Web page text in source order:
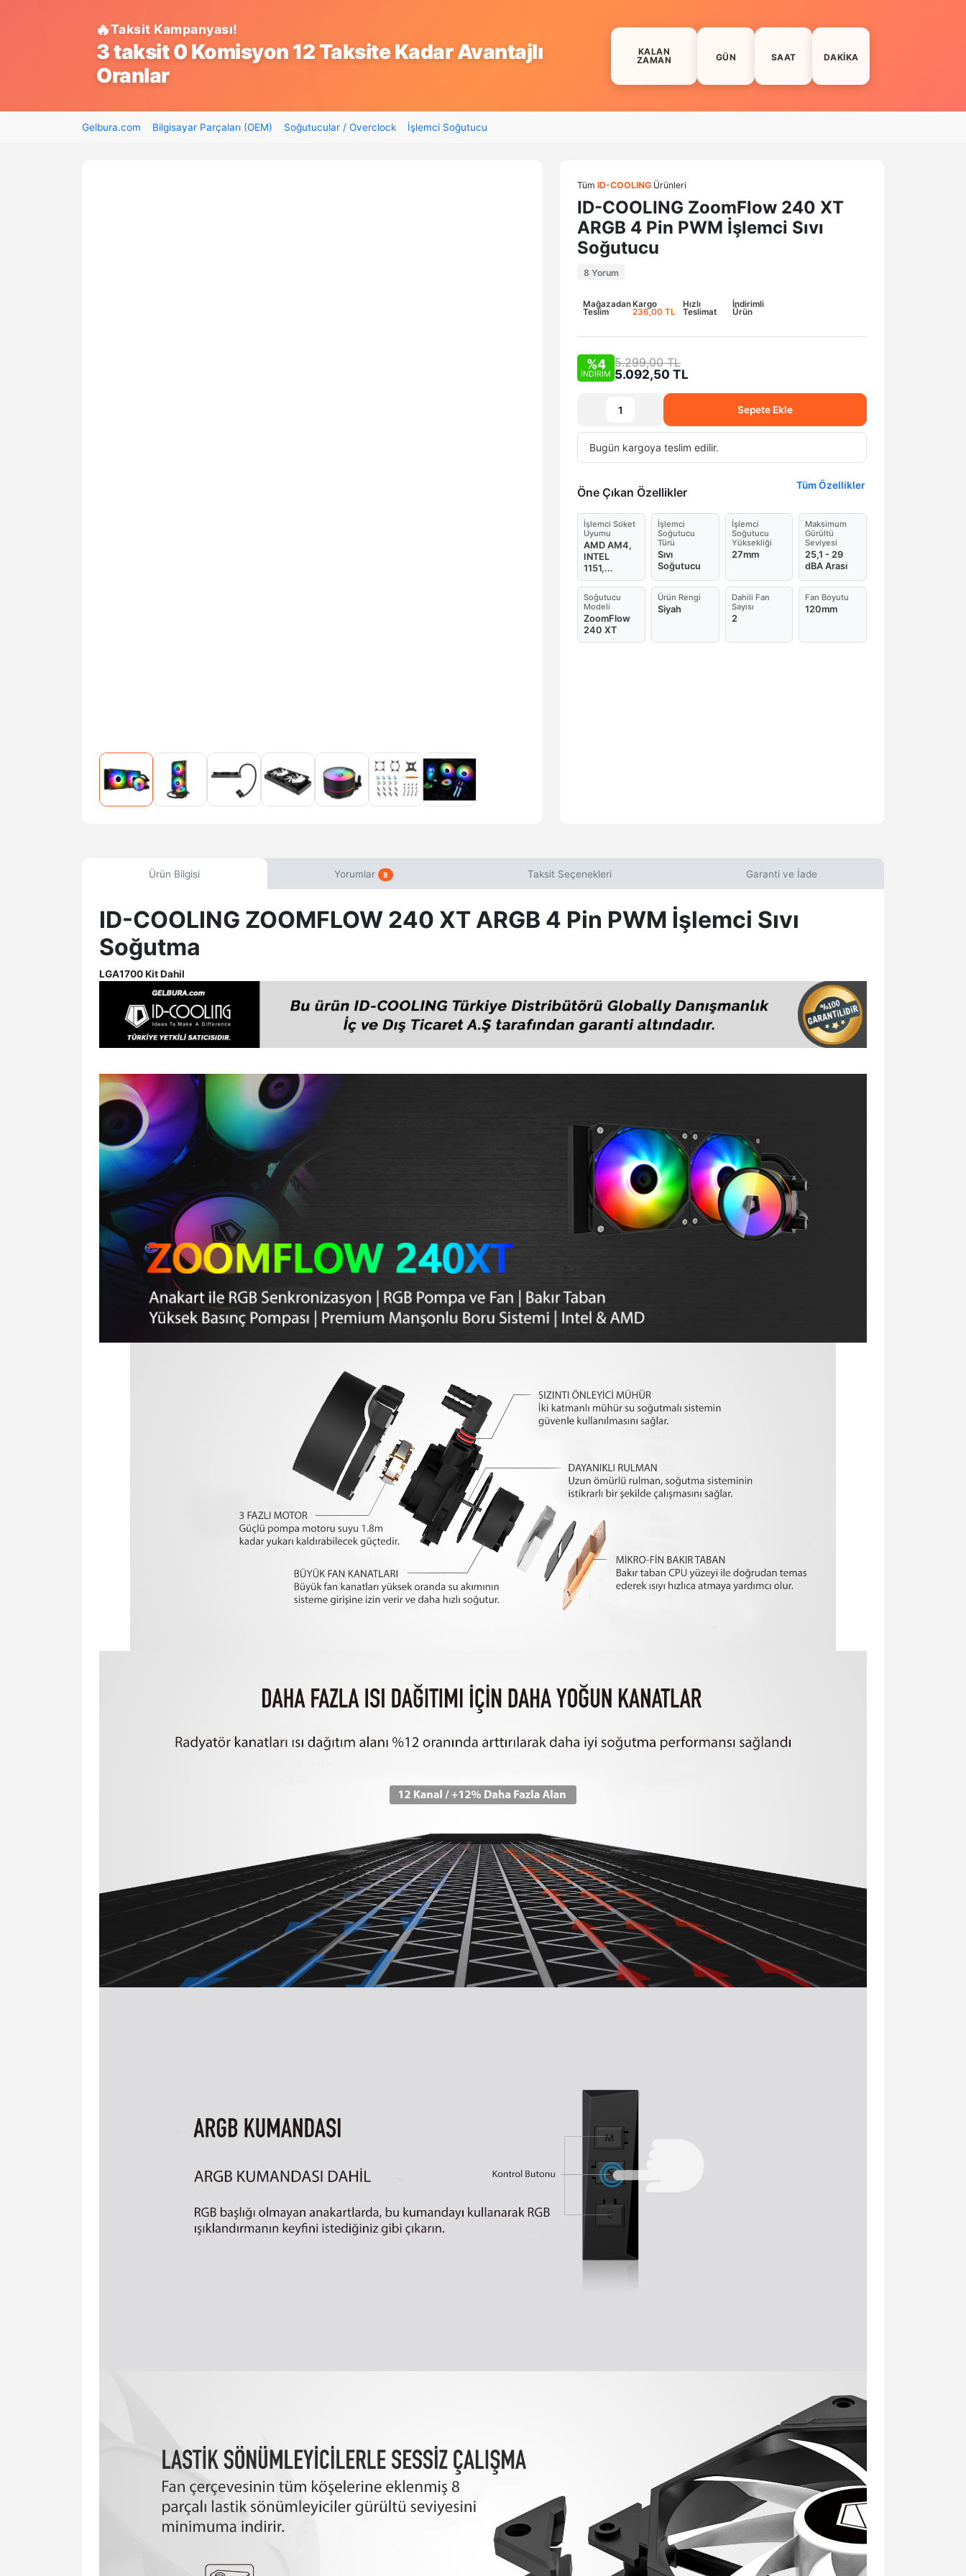
Taksit Kampanyası!
3 taksit 0 Komisyon 12 Taksite Kadar Avantajlı
Oranlar
KALAN
ZAMAN
GÜN SAAT DAKIKA
Gelbura.com Bilgisayar Parçaları (OEM) Soğutucular / Overclock İşlemci Soğutucu
Tüm ID-COOLING Ürünleri
ID-COOLING ZoomFlow 240 XT
ARGB 4 Pin PWM İşlemci Sıvı
Soğutucu
8 Yorum
Mağazadan
Teslim
Kargo
236,00 TL
Hızlı
Teslimat
İndirimli
Ürün
%4
İNDİRİM
5.299,00 TL
5.092,50 TL
Sepete Ekle
Bugün kargoya teslim edilir.
Öne Çıkan Özellikler Tüm Özellikler
İşlemci Soket
Uyumu
AMD AM4,
INTEL
1151,...
İşlemci
Soğutucu
Türü
Sıvı
Soğutucu
İşlemci
Soğutucu
Yüksekliği
27mm
Maksimum
Gürültü
Seviyesi
25,1 - 29
dBA Arası
Soğutucu
Modeli
ZoomFlow
240 XT
Ürün Rengi
Siyah
Dahili Fan
Sayısı
2
Fan Boyutu
120mm
Ürün Bilgisi Yorumlar 8 Taksit Seçenekleri Garanti ve İade
ID-COOLING ZOOMFLOW 240 XT ARGB 4 Pin PWM İşlemci Sıvı
Soğutma
LGA1700 Kit Dahil